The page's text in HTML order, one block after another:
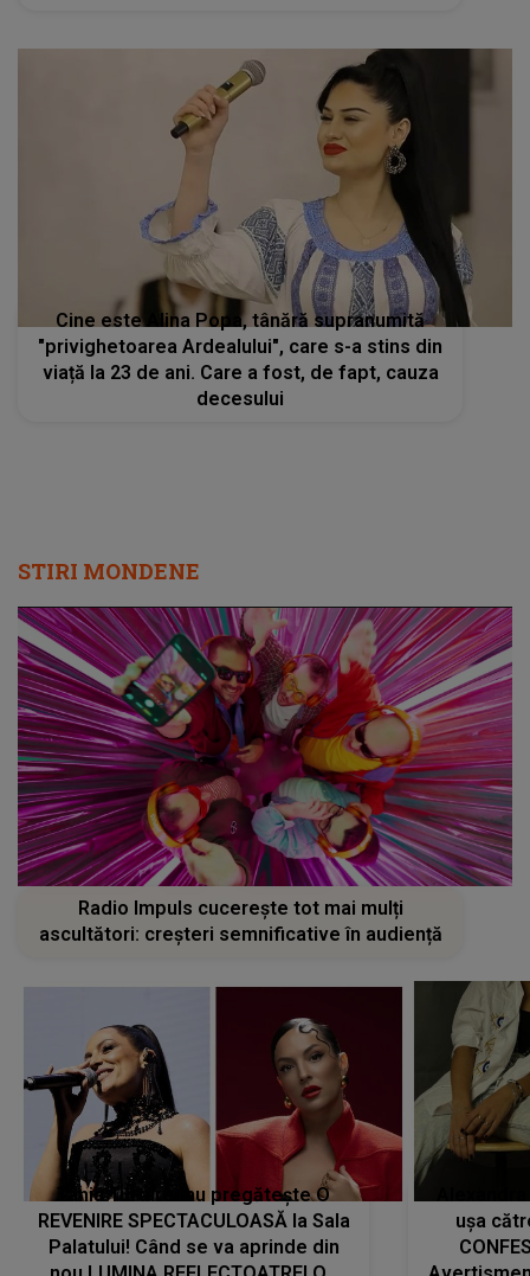
Cine este Alina Popa, tânără supranumită
"privighetoarea Ardealului", care s-a stins din
viață la 23 de ani. Care a fost, de fapt, cauza
decesului
STIRI MONDENE
Radio Impuls cucerește tot mai mulți
ascultători: creșteri semnificative în audiență
Tania Turtureanu pregătește O
REVENIRE SPECTACULOASĂ la Sala
Palatului! Când se va aprinde din
ușa